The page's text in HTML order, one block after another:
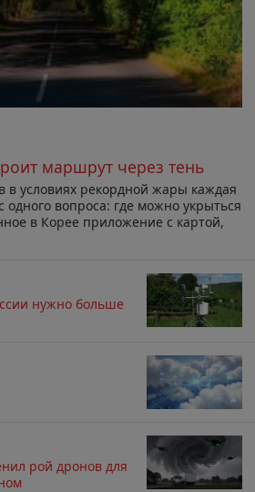
маршрут через тень
в условиях рекордной жары каждая
одного вопроса: где можно укрыться
в Корее приложение с картой,
нужно больше
рой дронов для